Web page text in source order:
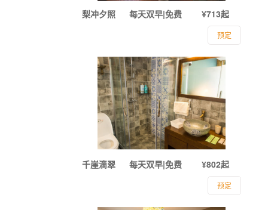
梨冲夕照 ¥713起
每天双早|免费
预定
千崖滴翠 ¥802起
每天双早|免费
预定